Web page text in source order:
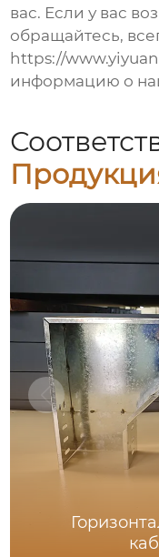
вас. Если у вас
обращайтесь,
https://
информацию о